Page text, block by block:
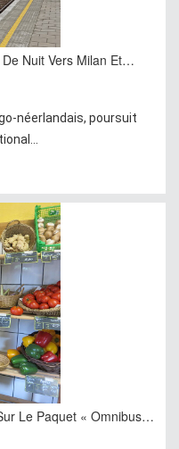
Nuit Vers Milan Et…
néerlandais, poursuit
Le Paquet « Omnibus…